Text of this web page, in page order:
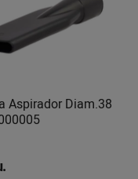
Aspirador Diam.38